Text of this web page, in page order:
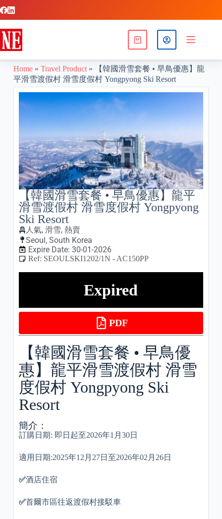
Home» Travel Product»
【韓國滑雪套餐 • 早鳥優惠】龍
平滑雪渡假村 滑雪度假村 Yongpyong Ski Resort
【韓國滑雪套餐 • 早鳥優惠】龍平
滑雪渡假村 滑雪度假村 Yongpyong
Ski Resort
人氣, 滑雪, 熱賣
Seoul, South Korea
Expire Date: 30-01-2026
Ref: SEOULSKI1202/1N - AC150PP
Expired
PDF
【韓國滑雪套餐 • 早鳥優
惠】龍平滑雪渡假村 滑雪
度假村 Yongpyong Ski
Resort
簡介：
訂購日期: 即日起至2026年1月30日
適用日期:2025年12月27日至2026年02月26日
✅酒店住宿
✅首爾市區往返渡假村接駁車